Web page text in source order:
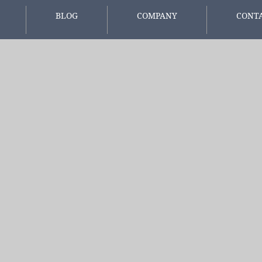
BLOG
COMPANY